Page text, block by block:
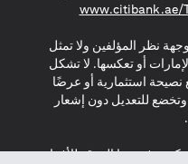
www.citibank.ae/
in a new tab
نظر المؤلفين ولا تمثل
أو تعكسها. لا تشكل
نصيحة استثمارية أو عرضًا
وتخضع للتعديل دون إشعار
في هذا الموقع للأفراد